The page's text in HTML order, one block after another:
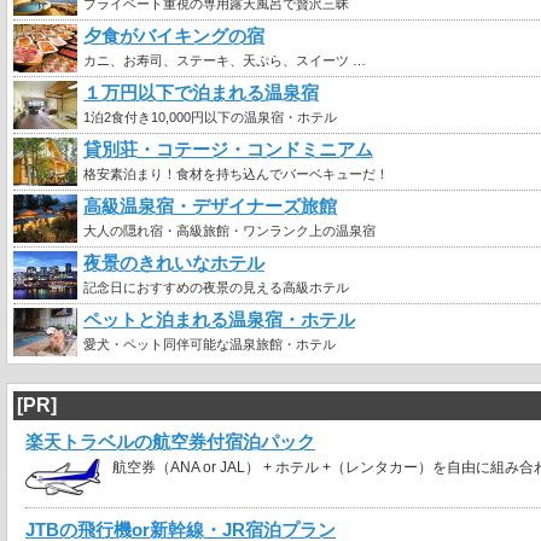
プライベート重視の専用露天風呂で贅沢三昧
夕食がバイキングの宿
カニ、お寿司、ステーキ、天ぷら、スイーツ …
１万円以下で泊まれる温泉宿
1泊2食付き10,000円以下の温泉宿・ホテル
貸別荘・コテージ・コンドミニアム
格安素泊まり！食材を持ち込んでバーベキューだ！
高級温泉宿・デザイナーズ旅館
大人の隠れ宿・高級旅館・ワンランク上の温泉宿
夜景のきれいなホテル
記念日におすすめの夜景の見える高級ホテル
ペットと泊まれる温泉宿・ホテル
愛犬・ペット同伴可能な温泉旅館・ホテル
[PR]
楽天トラベルの航空券付宿泊パック
航空券（ANA or JAL） + ホテル +（レンタカー）を自由に組み合
JTBの飛行機or新幹線・JR宿泊プラン